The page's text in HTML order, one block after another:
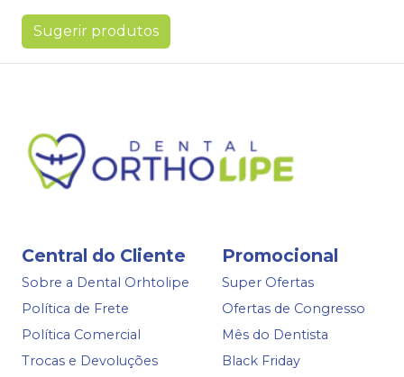
Sugerir produtos
Central do Cliente
Sobre a Dental Orhtolipe
Política de Frete
Política Comercial
Trocas e Devoluções
Promocional
Super Ofertas
Ofertas de Congresso
Mês do Dentista
Black Friday